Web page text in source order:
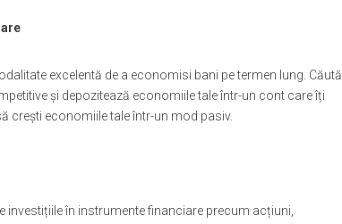
excelentă de a economisi bani pe termen lung. Căută
și depozitează economiile tale într-un cont care îți
crești economiile tale într-un mod pasiv.
în instrumente financiare precum acțiuni,